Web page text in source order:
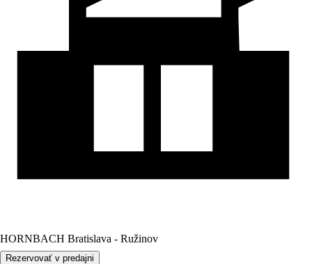
HORNBACH Bratislava - Ružinov
Rezervovať v predajni